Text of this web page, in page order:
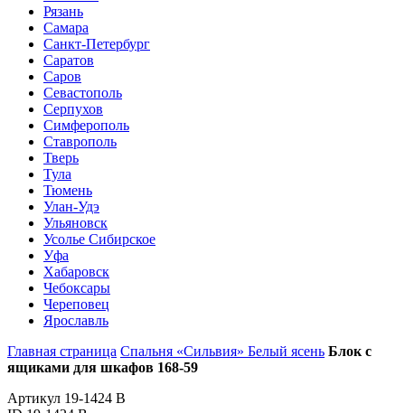
Рязань
Самара
Санкт-Петербург
Саратов
Саров
Севастополь
Серпухов
Симферополь
Ставрополь
Тверь
Тула
Тюмень
Улан-Удэ
Ульяновск
Усолье Сибирское
Уфа
Хабаровск
Чебоксары
Череповец
Ярославль
Главная страница Спальня «Сильвия» Белый ясень Блок с
ящиками для шкафов 168-59
Артикул 19-1424 B